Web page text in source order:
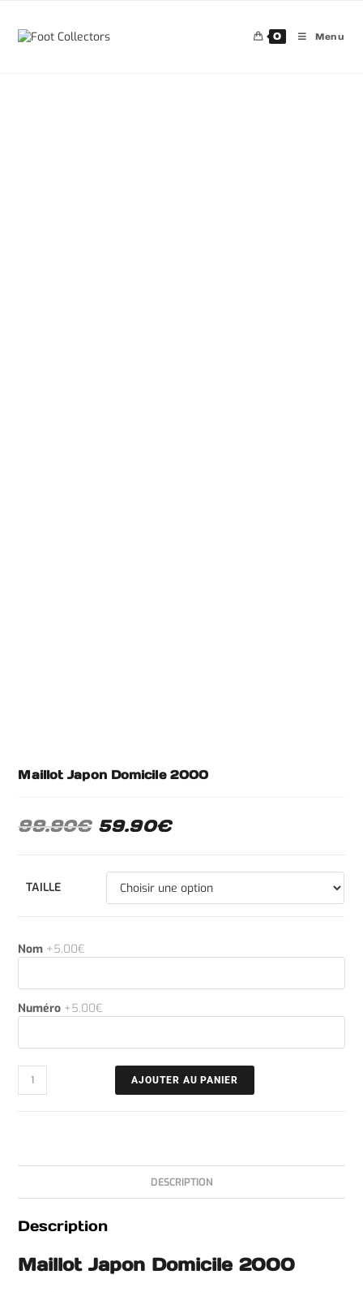
0 Menu
Maillot Japon Domicile 2000
99.90€ 59.90€
TAILLE
Nom +5.00€
Numéro +5.00€
AJOUTER AU PANIER
DESCRIPTION
Description
Maillot Japon Domicile 2000